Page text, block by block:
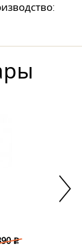
p